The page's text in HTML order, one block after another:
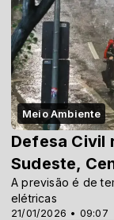
Meio Ambiente
21/01/2026 • 09:07
Defesa Civil
Sudeste,
A previsão é de
elétricas